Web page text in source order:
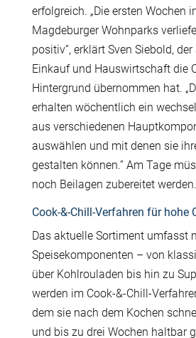
erfolgreich. „Die ersten Wochen
Magdeburger Wohnparks
positiv”, erklärt Sven Siebold,
Einkauf und Hauswirtschaft die
Hintergrund übernommen hat.
erhalten wöchentlich ein
aus verschiedenen
auswählen und mit denen sie
gestalten können.” Am Tage
noch Beilagen zubereitet werden.
Cook-&-Chill-Verfahren für hohe
Das aktuelle Sortiment umfasst
Speisekomponenten – von
über Kohlrouladen bis hin zu
werden im Cook‑&‑Chill-
dem sie nach dem Kochen
und bis zu drei Wochen haltbar